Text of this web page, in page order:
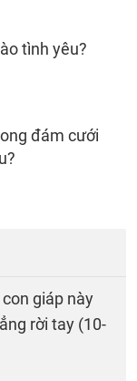
tình yêu?
đám cưới
giáp này
rời tay (10-